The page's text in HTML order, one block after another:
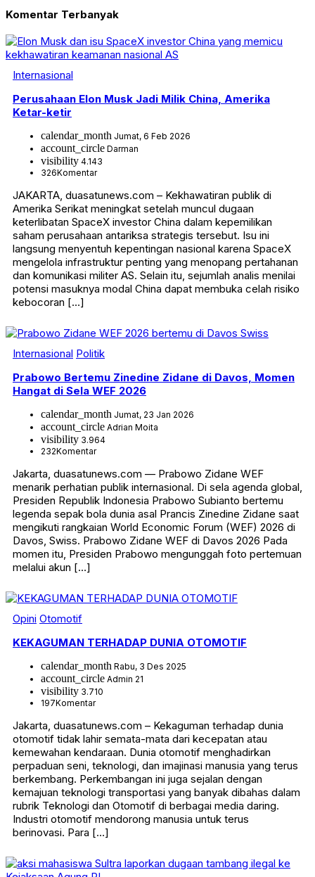
Komentar Terbanyak
Internasional
Perusahaan Elon Musk Jadi Milik China, Amerika
Ketar-ketir
calendar_month Jumat, 6 Feb 2026
account_circle Darman
visibility 4.143
326Komentar
JAKARTA, duasatunews.com – Kekhawatiran publik di
Amerika Serikat meningkat setelah muncul dugaan
keterlibatan SpaceX investor China dalam kepemilikan
saham perusahaan antariksa strategis tersebut. Isu ini
langsung menyentuh kepentingan nasional karena SpaceX
mengelola infrastruktur penting yang menopang pertahanan
dan komunikasi militer AS. Selain itu, sejumlah analis menilai
potensi masuknya modal China dapat membuka celah risiko
kebocoran […]
Internasional Politik
Prabowo Bertemu Zinedine Zidane di Davos, Momen
Hangat di Sela WEF 2026
calendar_month Jumat, 23 Jan 2026
account_circle Adrian Moita
visibility 3.964
232Komentar
Jakarta, duasatunews.com — Prabowo Zidane WEF
menarik perhatian publik internasional. Di sela agenda global,
Presiden Republik Indonesia Prabowo Subianto bertemu
legenda sepak bola dunia asal Prancis Zinedine Zidane saat
mengikuti rangkaian World Economic Forum (WEF) 2026 di
Davos, Swiss. Prabowo Zidane WEF di Davos 2026 Pada
momen itu, Presiden Prabowo mengunggah foto pertemuan
melalui akun […]
Opini Otomotif
KEKAGUMAN TERHADAP DUNIA OTOMOTIF
calendar_month Rabu, 3 Des 2025
account_circle Admin 21
visibility 3.710
197Komentar
Jakarta, duasatunews.com – Kekaguman terhadap dunia
otomotif tidak lahir semata-mata dari kecepatan atau
kemewahan kendaraan. Dunia otomotif menghadirkan
perpaduan seni, teknologi, dan imajinasi manusia yang terus
berkembang. Perkembangan ini juga sejalan dengan
kemajuan teknologi transportasi yang banyak dibahas dalam
rubrik Teknologi dan Otomotif di berbagai media daring.
Industri otomotif mendorong manusia untuk terus
berinovasi. Para […]